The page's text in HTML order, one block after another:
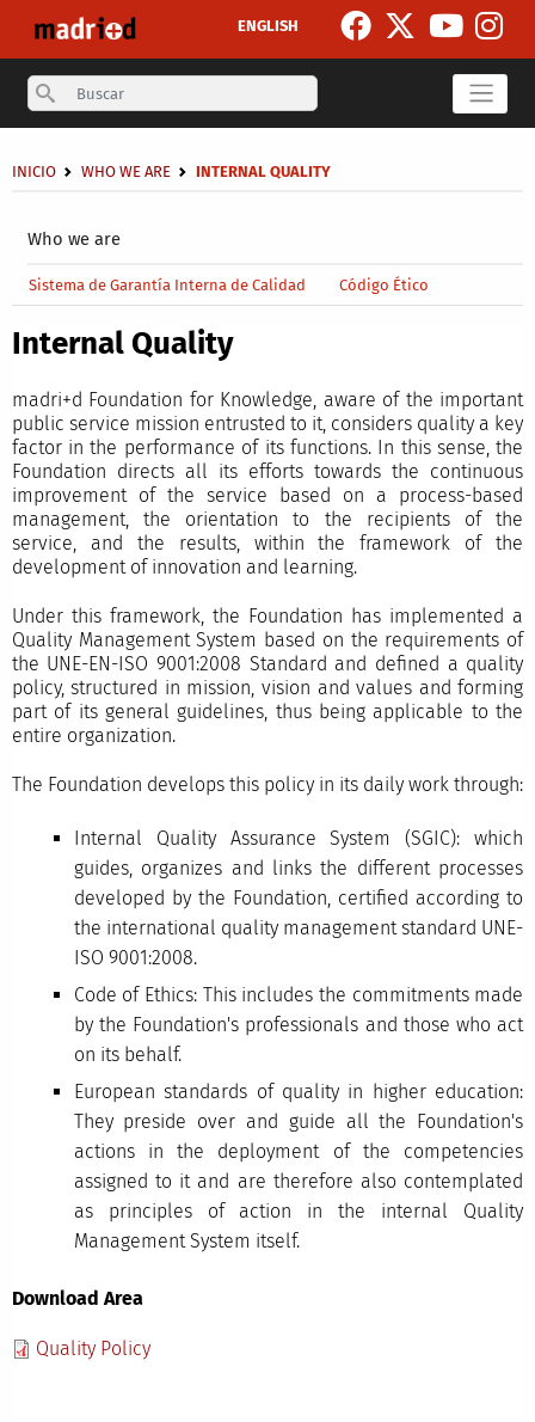
ENGLISH
Search
Who we are
Breadcrumb
INICIO WHO WE ARE INTERNAL QUALITY
Main menu level 4
Sistema de Garantía Interna de Calidad Código Ético
Internal Quality
madri+d Foundation for Knowledge, aware of the important
public service mission entrusted to it, considers quality a key
factor in the performance of its functions. In this sense, the
Foundation directs all its efforts towards the continuous
improvement of the service based on a process-based
management, the orientation to the recipients of the
service, and the results, within the framework of the
development of innovation and learning.
Under this framework, the Foundation has implemented a
Quality Management System based on the requirements of
the UNE-EN-ISO 9001:2008 Standard and defined a quality
policy, structured in mission, vision and values and forming
part of its general guidelines, thus being applicable to the
entire organization.
The Foundation develops this policy in its daily work through:
Internal Quality Assurance System (SGIC): which
guides, organizes and links the different processes
developed by the Foundation, certified according to
the international quality management standard UNE-
ISO 9001:2008.
Code of Ethics: This includes the commitments made
by the Foundation's professionals and those who act
on its behalf.
European standards of quality in higher education:
They preside over and guide all the Foundation's
actions in the deployment of the competencies
assigned to it and are therefore also contemplated
as principles of action in the internal Quality
Management System itself.
Download Area
Quality Policy